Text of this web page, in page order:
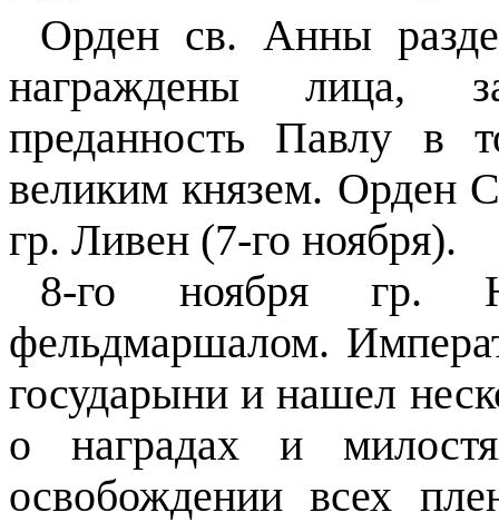
Орден св. Анны
награждены лица,
преданность Павлу в
великим князем. Орден
гр. Ливен (7-го ноября).
8-го ноября гр.
фельдмаршалом.
государыни и нашел
о наградах и
освобождении всех